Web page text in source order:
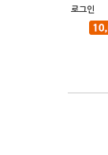
로그인